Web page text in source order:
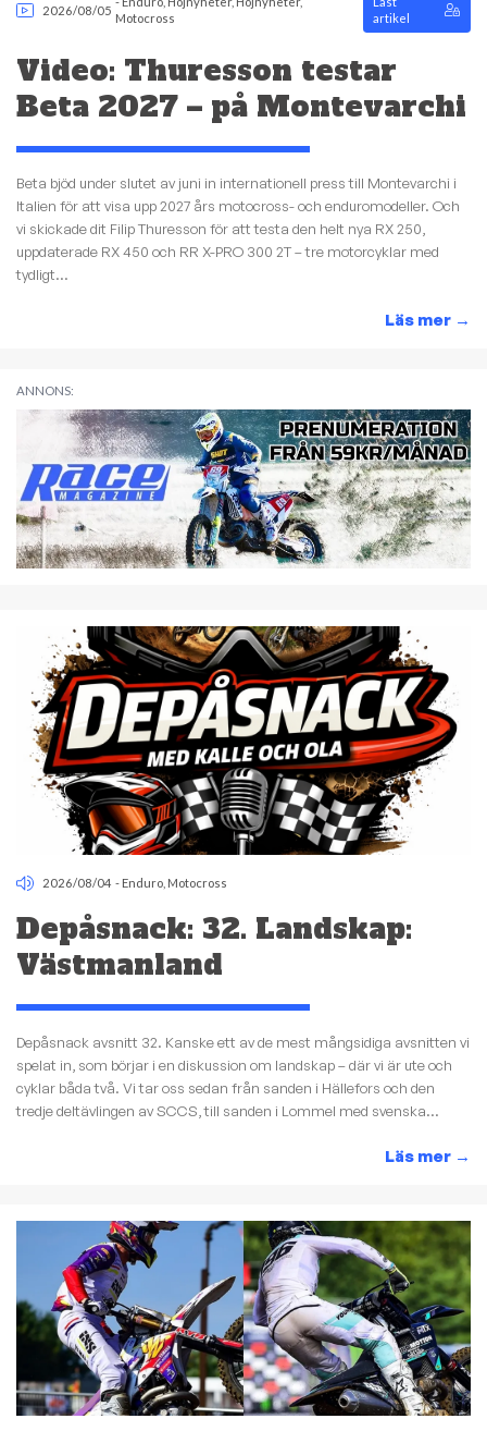
2026/08/05
Motocross
artikel
Video: Thuresson testar
Beta 2027 – på Montevarchi
Beta bjöd under slutet av juni in internationell press till Montevarchi i
Italien för att visa upp 2027 års motocross- och enduromodeller. Och
vi skickade dit Filip Thuresson för att testa den helt nya RX 250,
uppdaterade RX 450 och RR X-PRO 300 2T – tre motorcyklar med
tydligt...
Läs mer →
ANNONS:
2026/08/04 - Enduro Motocross
Depåsnack: 32. Landskap:
Västmanland
Depåsnack avsnitt 32. Kanske ett av de mest mångsidiga avsnitten vi
spelat in, som börjar i en diskussion om landskap – där vi är ute och
cyklar båda två. Vi tar oss sedan från sanden i Hällefors och den
tredje deltävlingen av SCCS, till sanden i Lommel med svenska...
Läs mer →